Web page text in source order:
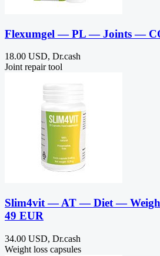
Flexumgel — PL — Joints —
18.00 USD, Dr.cash
Joint repair tool
Slim4vit — AT — Diet —
49 EUR
34.00 USD, Dr.cash
Weight loss capsules